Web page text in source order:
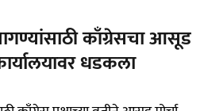
काँग्रेसचा आसूड
धडकला